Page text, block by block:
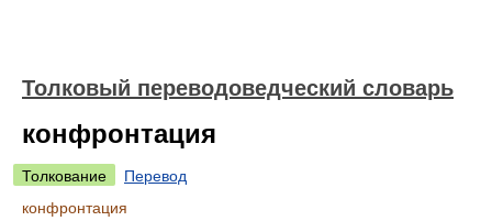
Толковый переводоведческий словарь
конфронтация
Толкование
Перевод
конфронтация